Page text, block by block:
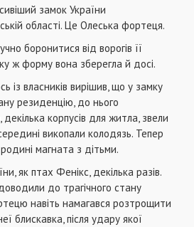
замок України
області. Це Олеська фортеця.
боронитися від ворогів її
ж форму вона зберегла й досі.
із власників вирішив, що у замку
резиденцію, до нього
корпусів для житла, звели
викопали колодязь. Тепер
магната з дітьми.
як птах Фенікс, декілька разів.
до трагічного стану
навіть намагався розтрощити
блискавка, після удару якої